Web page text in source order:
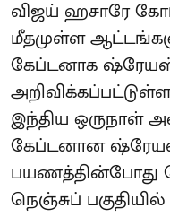
விஜய் ஹசாரே
மீதமுள்ள
கேப்டனாக
இந்திய ஒருநாள்
கேப்டனான
பயணத்தின்போது
நெஞ்சுப்